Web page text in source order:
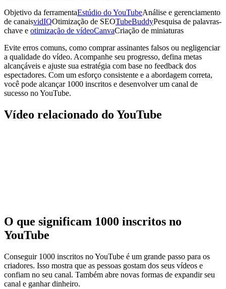
Objetivo da ferramentaEstúdio do YouTubeAnálise e gerenciamento
de canaisvidIQOtimização de SEOTubeBuddyPesquisa de palavras-
chave e otimização de vídeoCanvaCriação de miniaturas
Evite erros comuns, como comprar assinantes falsos ou negligenciar
a qualidade do vídeo. Acompanhe seu progresso, defina metas
alcançáveis e ajuste sua estratégia com base no feedback dos
espectadores. Com um esforço consistente e a abordagem correta,
você pode alcançar 1000 inscritos e desenvolver um canal de
sucesso no YouTube.
Vídeo relacionado do YouTube
O que significam 1000 inscritos no
YouTube
Conseguir 1000 inscritos no YouTube é um grande passo para os
criadores. Isso mostra que as pessoas gostam dos seus vídeos e
confiam no seu canal. Também abre novas formas de expandir seu
canal e ganhar dinheiro.